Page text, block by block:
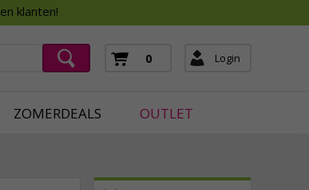
klanten!
0 Login
ZOMERDEALS OUTLET